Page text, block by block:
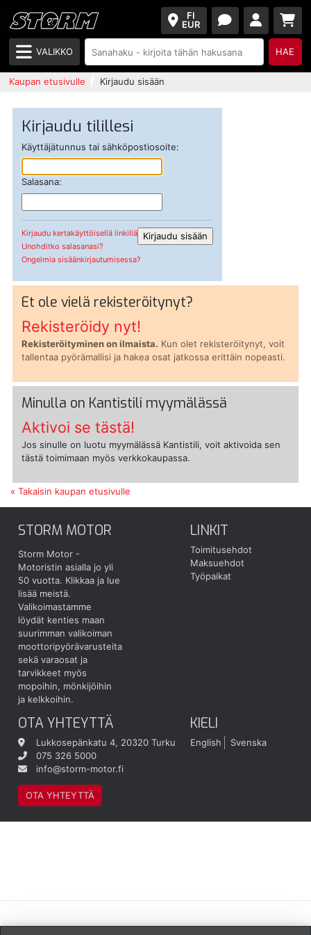
FI
EUR
VALIKKO HAE
Kaupan etusivulle Kirjaudu sisään
Kirjaudu tilillesi
Käyttäjätunnus tai sähköpostiosoite:
Salasana:
Kirjaudu kertakäyttöisellä linkillä
Unohditko salasanasi?
Ongelmia sisäänkirjautumisessa?
Et ole vielä rekisteröitynyt?
Rekisteröidy nyt!
Rekisteröityminen on ilmaista. Kun olet rekisteröitynyt, voit
tallentaa pyörämallisi ja hakea osat jatkossa erittäin nopeasti.
Minulla on Kantistili myymälässä
Aktivoi se tästä!
Jos sinulle on luotu myymälässä Kantistili, voit aktivoida sen
tästä toimimaan myös verkkokaupassa.
« Takaisin kaupan etusivulle
STORM MOTOR
Storm Motor -
Motoristin asialla jo yli
50 vuotta. Klikkaa ja lue
lisää meistä.
Valikoimastamme
löydät kenties maan
suurimman valikoiman
moottoripyörävarusteita
sekä varaosat ja
tarvikkeet myös
mopoihin, mönkijöihin
ja kelkkoihin.
LINKIT
Toimitusehdot
Maksuehdot
Työpaikat
OTA YHTEYTTÄ
Lukkosepänkatu 4, 20320 Turku
075 326 5000
info@storm-motor.fi
OTA YHTEYTTÄ
KIELI
English Svenska